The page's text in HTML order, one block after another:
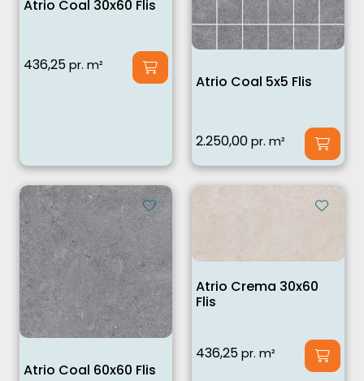
Atrio Coal 30x60 Flis
436,25 pr. m²
Atrio Coal 5x5 Flis
2.250,00 pr. m²
Atrio Coal 60x60 Flis
Atrio Crema 30x60
Flis
436,25 pr. m²